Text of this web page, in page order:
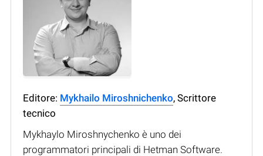
Editore: Mykhailo Miroshnichenko, Scrittore
tecnico
Mykhaylo Miroshnychenko è uno dei
programmatori principali di Hetman Software.